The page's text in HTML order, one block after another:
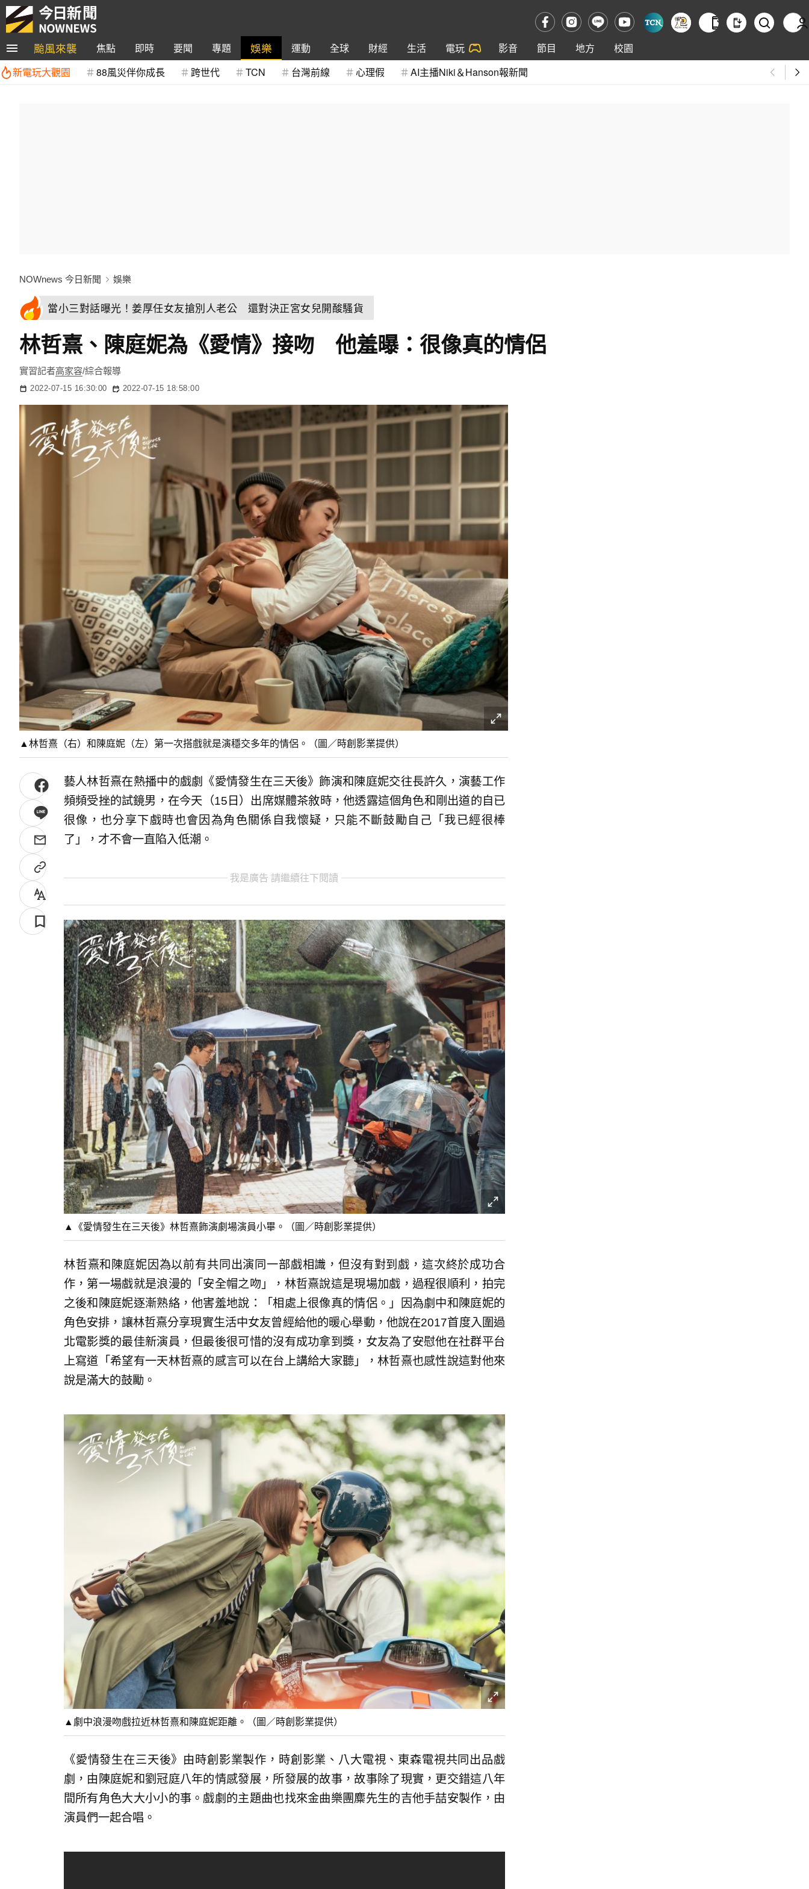
颱風來襲 焦點 即時 要聞 專題 娛樂 運動 全球 財經 生活 電玩 影音 節目 地方
校園
新電玩大觀園
88風災伴你成長 跨世代 TCN 台灣前線 心理假 AI主播Niki＆Hanson報新聞
NOWnews 今日新聞 娛樂
當小三對話曝光！姜厚任女友搶別人老公 還對決正宮女兒開酸騷貨
林哲熹、陳庭妮為《愛情》接吻 他羞曝：很像真的情侶
實習記者高家容/綜合報導
2022-07-15 16:30:00 2022-07-15 18:58:00
▲林哲熹（右）和陳庭妮（左）第一次搭戲就是演穩交多年的情侶。（圖／時創影業提供）
藝人林哲熹在熱播中的戲劇《愛情發生在三天後》飾演和陳庭妮交往長許久，演藝工作
頻頻受挫的試鏡男，在今天（15日）出席媒體茶敘時，他透露這個角色和剛出道的自已
很像，也分享下戲時也會因為角色關係自我懷疑，只能不斷鼓勵自己「我已經很棒
了」，才不會一直陷入低潮。
我是廣告 請繼續往下閱讀
▲《愛情發生在三天後》林哲熹飾演劇場演員小畢。（圖／時創影業提供）
林哲熹和陳庭妮因為以前有共同出演同一部戲相識，但沒有對到戲，這次終於成功合
作，第一場戲就是浪漫的「安全帽之吻」，林哲熹說這是現場加戲，過程很順利，拍完
之後和陳庭妮逐漸熟絡，他害羞地說：「相處上很像真的情侶。」因為劇中和陳庭妮的
角色安排，讓林哲熹分享現實生活中女友曾經給他的暖心舉動，他說在2017首度入圍過
北電影獎的最佳新演員，但最後很可惜的沒有成功拿到獎，女友為了安慰他在社群平台
上寫道「希望有一天林哲熹的感言可以在台上講給大家聽」，林哲熹也感性說這對他來
說是滿大的鼓勵。
▲劇中浪漫吻戲拉近林哲熹和陳庭妮距離。（圖／時創影業提供）
《愛情發生在三天後》由時創影業製作，時創影業、八大電視、東森電視共同出品戲
劇，由陳庭妮和劉冠庭八年的情感發展，所發展的故事，故事除了現實，更交錯這八年
間所有角色大大小小的事。戲劇的主題曲也找來金曲樂團麋先生的吉他手喆安製作，由
演員們一起合唱。